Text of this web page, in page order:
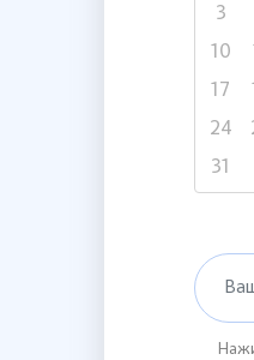
3
10
17
24
31